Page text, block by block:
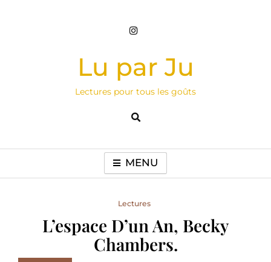
Lu par Ju
Lectures pour tous les goûts
MENU
Lectures
L’espace D’un An, Becky
Chambers.